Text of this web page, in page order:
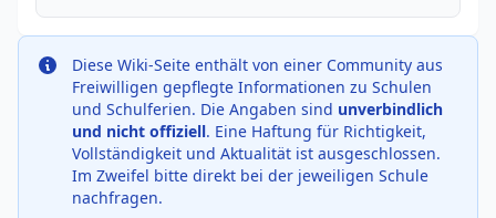
Diese Wiki-Seite enthält von einer Community aus
Freiwilligen gepflegte Informationen zu Schulen
und Schulferien. Die Angaben sind unverbindlich
und nicht offiziell. Eine Haftung für Richtigkeit,
Vollständigkeit und Aktualität ist ausgeschlossen.
Im Zweifel bitte direkt bei der jeweiligen Schule
nachfragen.